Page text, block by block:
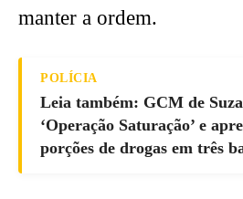
manter a ordem.
POLÍCIA
Leia também: GCM de
‘Operação Saturação’ e
porções de drogas em três